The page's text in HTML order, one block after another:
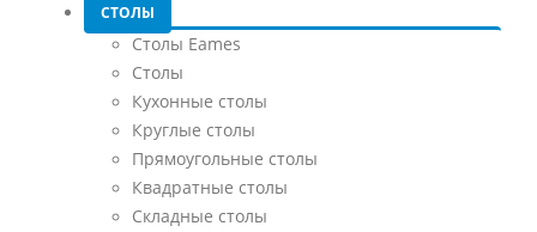
СТОЛЫ
Столы Eames
Столы
Кухонные столы
Круглые столы
Прямоугольные столы
Квадратные столы
Складные столы